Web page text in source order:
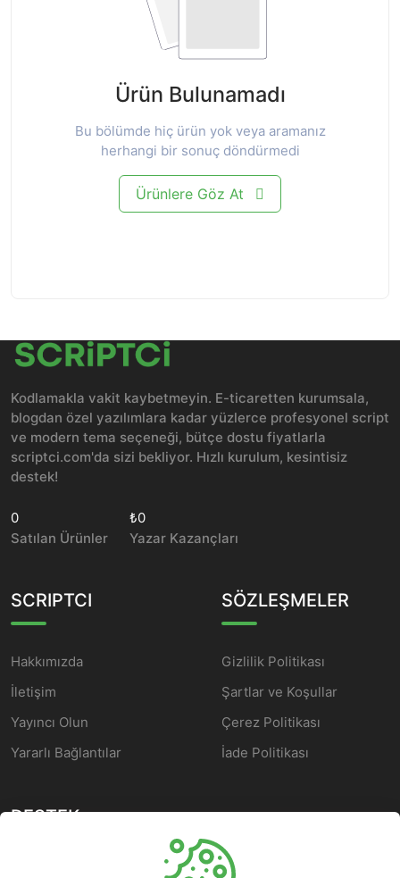
Ürün Bulunamadı
Bu bölümde hiç ürün yok veya aramanız
herhangi bir sonuç döndürmedi
Ürünlere Göz At
Kodlamakla vakit kaybetmeyin. E-ticaretten kurumsala,
blogdan özel yazılımlara kadar yüzlerce profesyonel script
ve modern tema seçeneği, bütçe dostu fiyatlarla
scriptci.com'da sizi bekliyor. Hızlı kurulum, kesintisiz
destek!
0
Satılan Ürünler
₺0
Yazar Kazançları
SCRIPTCI
Hakkımızda
İletişim
Yayıncı Olun
Yararlı Bağlantılar
SÖZLEŞMELER
Gizlilik Politikası
Şartlar ve Koşullar
Çerez Politikası
İade Politikası
DESTEK